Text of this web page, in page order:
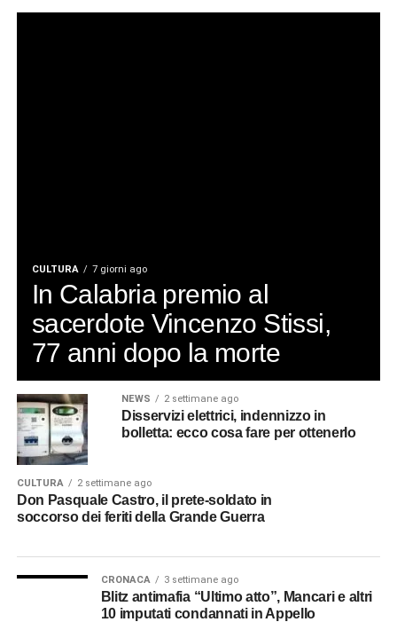
CULTURA 7 giorni ago
In Calabria premio al
sacerdote Vincenzo Stissi,
77 anni dopo la morte
NEWS 2 settimane ago
Disservizi elettrici, indennizzo in
bolletta: ecco cosa fare per ottenerlo
CULTURA 2 settimane ago
Don Pasquale Castro, il prete-soldato in
soccorso dei feriti della Grande Guerra
CRONACA 3 settimane ago
Blitz antimafia “Ultimo atto”, Mancari e altri
10 imputati condannati in Appello